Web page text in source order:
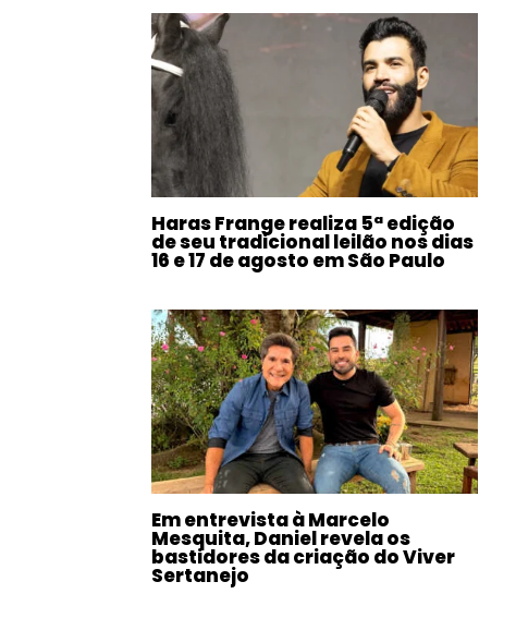
Haras Frange realiza 5ª edição
de seu tradicional leilão nos dias
16 e 17 de agosto em São Paulo
Em entrevista à Marcelo
Mesquita, Daniel revela os
bastidores da criação do Viver
Sertanejo